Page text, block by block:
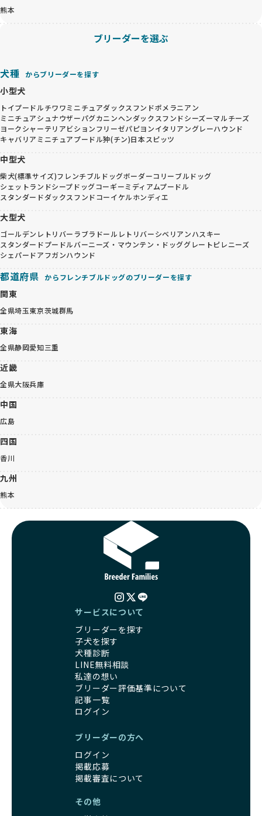
熊本
ブリーダーを選ぶ
犬種 からブリーダーを探す
小型犬
トイプードルチワワミニチュアダックスフンドポメラニアン
ミニチュアシュナウザーパグカニンヘンダックスフンドシーズーマルチーズ
ヨークシャーテリアビションフリーゼパピヨンイタリアングレーハウンド
キャバリア ミニチュアプードル狆(チン)日本スピッツ
中型犬
柴犬(標準サイズ)フレンチブルドッグボーダーコリーブルドッグ
シェットランドシープドッグコーギーミディアムプードル
スタンダードダックスフンドコーイケルホンディエ
大型犬
ゴールデンレトリバー ラブラドールレトリバーシベリアンハスキー
スタンダードプードルバーニーズ・マウンテン・ドッググレートピレニーズ
シェパードアフガンハウンド
都道府県 からフレンチブルドッグのブリーダーを探す
関東
全県埼玉東京茨城群馬
東海
全県静岡愛知三重
近畿
全県大阪兵庫
中国
広島
四国
香川
九州
熊本
サービスについて
ブリーダーを探す
子犬を探す
犬種診断
LINE無料相談
私達の想い
ブリーダー評価基準について
記事一覧
ログイン
ブリーダーの方へ
ログイン
掲載応募
掲載審査について
その他